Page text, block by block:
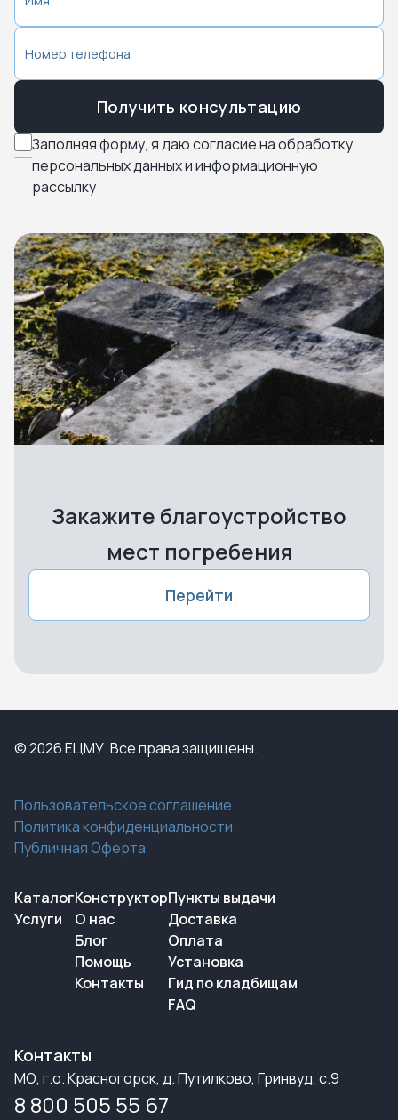
Заполняя форму, я даю согласие на обработку
персональных данных и информационную
рассылку
Получить консультацию
Закажите благоустройство
мест погребения
Перейти
© 2026 ЕЦМУ. Все права защищены.
Пользовательское соглашение
Политика конфиденциальности
Публичная Оферта
Каталог
Услуги
Конструктор
О нас
Блог
Помощь
Контакты
Пункты выдачи
Доставка
Оплата
Установка
Гид по кладбищам
FAQ
Контакты
МО, г.о. Красногорск, д. Путилково, Гринвуд, с.9
8 800 505 55 67